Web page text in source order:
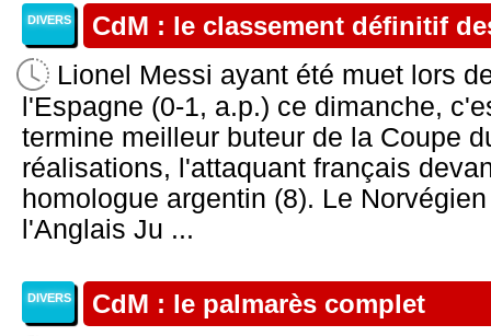
DIVERS CdM : le classement définitif
Lionel Messi ayant été muet lors
l'Espagne (0-1, a.p.) ce dimanche,
termine meilleur buteur de la Coupe
réalisations, l'attaquant français
homologue argentin (8). Le
l'Anglais Ju ...
DIVERS CdM : le palmarès complet